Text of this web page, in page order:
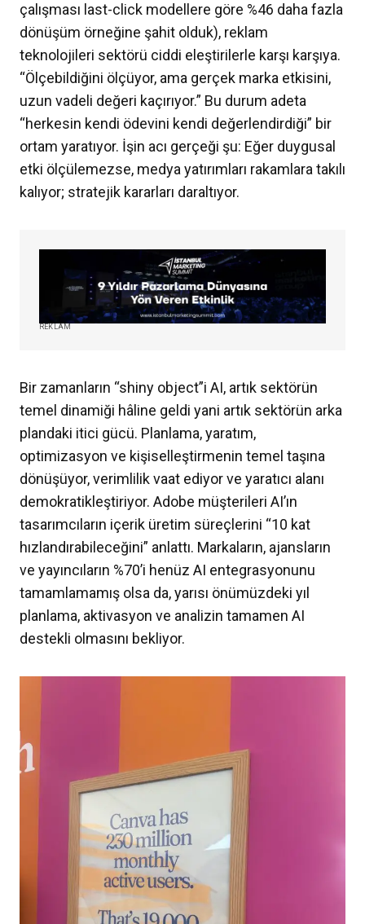
çalışması last-click modellere göre %46 daha fazla
dönüşüm örneğine şahit olduk), reklam
teknolojileri sektörü ciddi eleştirilerle karşı karşıya.
“Ölçebildiğini ölçüyor, ama gerçek marka etkisini,
uzun vadeli değeri kaçırıyor.” Bu durum adeta
“herkesin kendi ödevini kendi değerlendirdiği” bir
ortam yaratıyor. İşin acı gerçeği şu: Eğer duygusal
etki ölçülemezse, medya yatırımları rakamlara takılı
kalıyor; stratejik kararları daraltıyor.
REKLAM
Bir zamanların “shiny object”i AI, artık sektörün
temel dinamiği hâline geldi yani artık sektörün arka
plandaki itici gücü. Planlama, yaratım,
optimizasyon ve kişiselleştirmenin temel taşına
dönüşüyor, verimlilik vaat ediyor ve yaratıcı alanı
demokratikleştiriyor. Adobe müşterileri AI’ın
tasarımcıların içerik üretim süreçlerini “10 kat
hızlandırabileceğini” anlattı. Markaların, ajansların
ve yayıncıların %70’i henüz AI entegrasyonunu
tamamlamamış olsa da, yarısı önümüzdeki yıl
planlama, aktivasyon ve analizin tamamen AI
destekli olmasını bekliyor.